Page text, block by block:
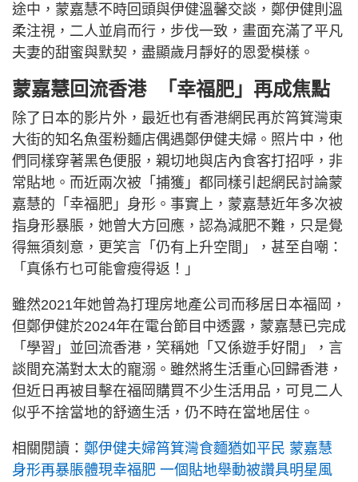
途中，蒙嘉慧不時回頭與伊健溫馨交談，鄭伊健則溫
柔注視，二人並肩而行，步伐一致，畫面充滿了平凡
夫妻的甜蜜與默契，盡顯歲月靜好的恩愛模樣。
蒙嘉慧回流香港 「幸福肥」再成焦點
除了日本的影片外，最近也有香港網民再於筲箕灣東
大街的知名魚蛋粉麵店偶遇鄭伊健夫婦。照片中，他
們同樣穿著黑色便服，親切地與店內食客打招呼，非
常貼地。而近兩次被「捕獲」都同樣引起網民討論蒙
嘉慧的「幸福肥」身形。事實上，蒙嘉慧近年多次被
指身形暴脹，她曾大方回應，認為減肥不難，只是覺
得無須刻意，更笑言「仍有上升空間」，甚至自嘲：
「真係冇乜可能會瘦得返！」
雖然2021年她曾為打理房地產公司而移居日本福岡，
但鄭伊健於2024年在電台節目中透露，蒙嘉慧已完成
「學習」並回流香港，笑稱她「又係遊手好閒」，言
談間充滿對太太的寵溺。雖然將生活重心回歸香港，
但近日再被目擊在福岡購買不少生活用品，可見二人
似乎不捨當地的舒適生活，仍不時在當地居住。
相關閱讀： 鄭伊健夫婦筲箕灣食麵猶如平民 蒙嘉慧
身形再暴脹體現幸福肥 一個貼地舉動被讚具明星風